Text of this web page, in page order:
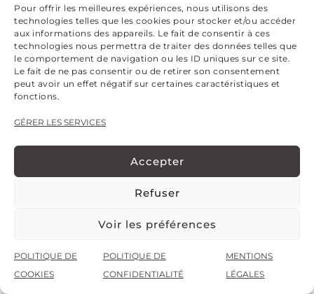
Pour offrir les meilleures expériences, nous utilisons des
technologies telles que les cookies pour stocker et/ou accéder
aux informations des appareils. Le fait de consentir à ces
technologies nous permettra de traiter des données telles que
le comportement de navigation ou les ID uniques sur ce site.
Le fait de ne pas consentir ou de retirer son consentement
peut avoir un effet négatif sur certaines caractéristiques et
fonctions.
GÉRER LES SERVICES
Accepter
Refuser
Voir les préférences
POLITIQUE DE
COOKIES
POLITIQUE DE
CONFIDENTIALITÉ
MENTIONS
LÉGALES